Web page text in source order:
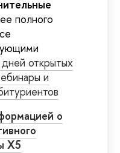
полного
открытых
и
о
Х5